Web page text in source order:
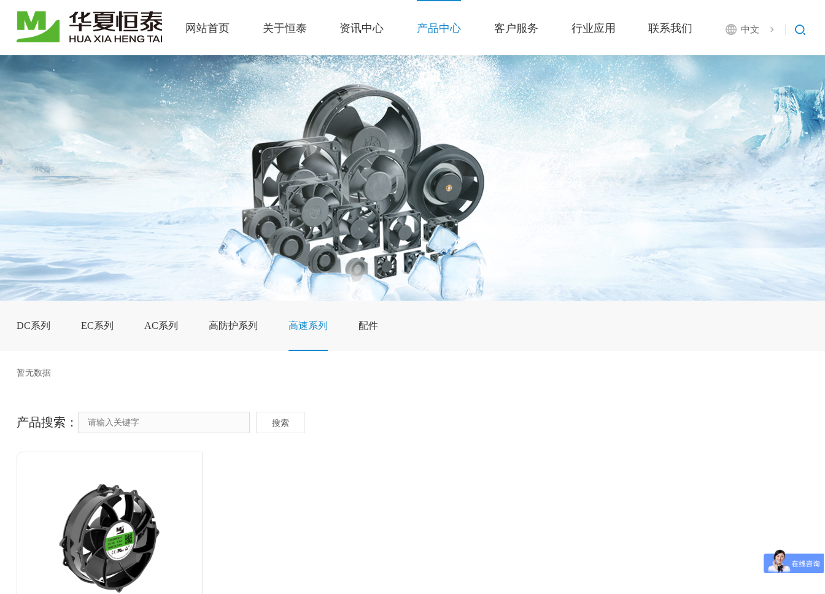
中文
网站首页 关于恒泰 资讯中心 产品中心 客户服务 行业应用 联系我们
DC系列 EC系列 AC系列 高防护系列 高速系列 配件
暂无数据
产品搜索： 搜索